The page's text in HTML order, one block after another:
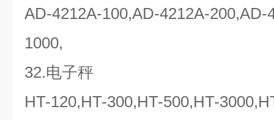
AD-4212A-100,AD-4212A-200,AD-
1000,
32.电子秤
HT-120,HT-300,HT-500,HT-